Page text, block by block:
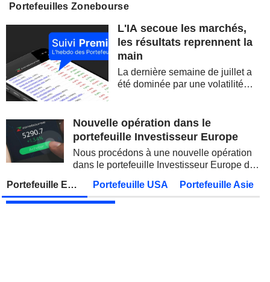
SIEMENS AG
SOFTBANK GROUP CORP. Publication des résultats - Q1 2027 08:30
DBS GROUP HOLDINGS LTD
DEUTSCHE TELEKOM AG Publication des résultats - Q2 2026 07:00
CONOCOPHILLIPS
PARKER-HANNIFIN CORPORATION Publication des résultats - Q4 2026
13:00
PETROBRAS Publication des résultats - Q2 2026
Portefeuilles Zonebourse
L'IA secoue les marchés,
les résultats reprennent la
main
La dernière semaine de juillet a
été dominée par une volatilité
semi-conducteurs. Les
inquiétudes sur la soutenabilité
Nouvelle opération dans le
portefeuille Investisseur Europe
Nous procédons à une nouvelle opération
dans le portefeuille Investisseur Europe de
Portefeuille Europe Portefeuille USA Portefeuille Asie